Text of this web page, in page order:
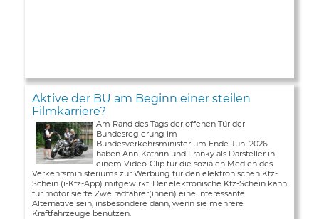
Aktive der BU am Beginn einer steilen
Filmkarriere?
Am Rand des Tags der offenen Tür der
Bundesregierung im
Bundesverkehrsministerium Ende Juni 2026
haben Ann-Kathrin und Fränky als Darsteller in
einem Video-Clip für die sozialen Medien des
Verkehrsministeriums zur Werbung für den elektronischen Kfz-
Schein (i-Kfz-App) mitgewirkt. Der elektronische Kfz-Schein kann
für motorisierte Zweiradfahrer(innen) eine interessante
Alternative sein, insbesondere dann, wenn sie mehrere
Kraftfahrzeuge benutzen.